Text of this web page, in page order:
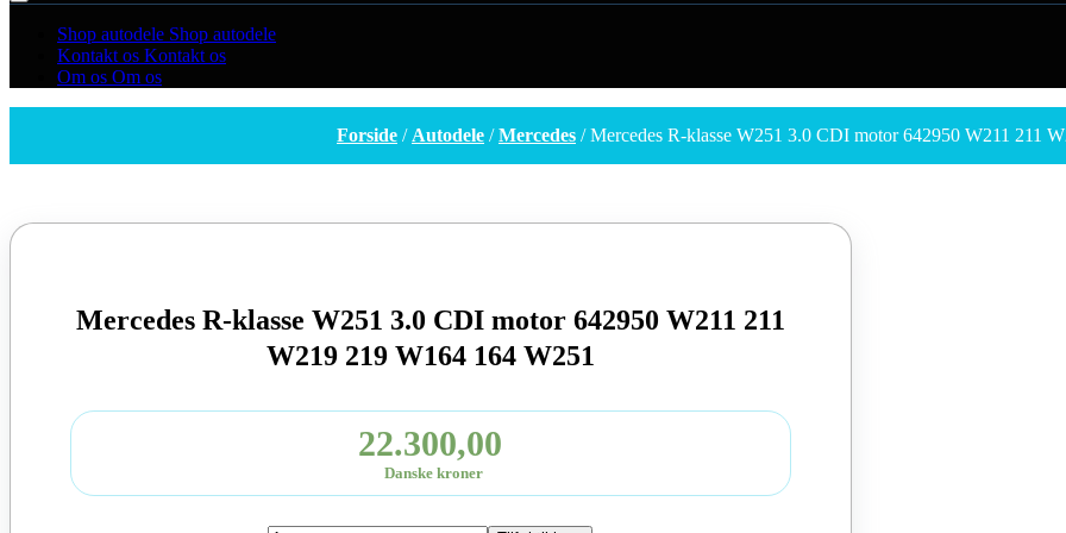
Shop autodele Shop autodele
Kontakt os Kontakt os
Om os Om os
Forside / Autodele /Mercedes / Mercedes R-klasse W251 3.0 CDI motor 642950 W211 211
Mercedes R-klasse W251 3.0 CDI motor 642950 W211 211
W219 219 W164 164 W251
22.300,00
Danske kroner